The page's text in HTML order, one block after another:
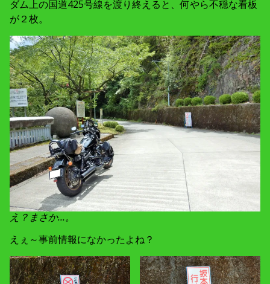
ダム上の国道425号線を渡り終えると、何やら不穏な看板
が２枚。
え？まさか…。
えぇ～事前情報になかったよね？